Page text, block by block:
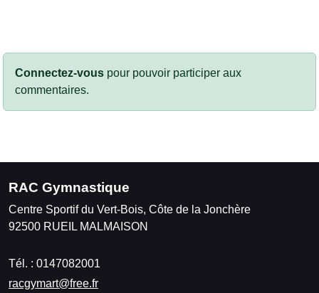
Connectez-vous pour pouvoir participer aux
commentaires.
RAC Gymnastique
Centre Sportif du Vert-Bois, Côte de la Jonchère
92500 RUEIL MALMAISON
Tél. : 0147082001
racgymart@free.fr